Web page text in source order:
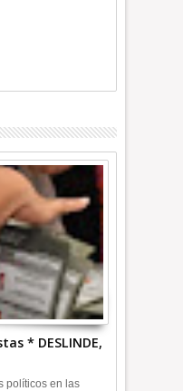
* DESLINDE,
políticos en las